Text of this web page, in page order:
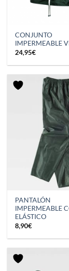
CONJUNTO
IMPERMEABLE
24,95€
PANTALÓN
IMPERMEABLE
ELÁSTICO
8,90€